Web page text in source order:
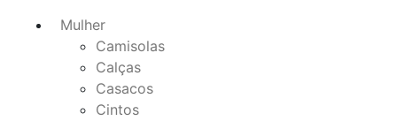
Mulher
Camisolas
Calças
Casacos
Cintos